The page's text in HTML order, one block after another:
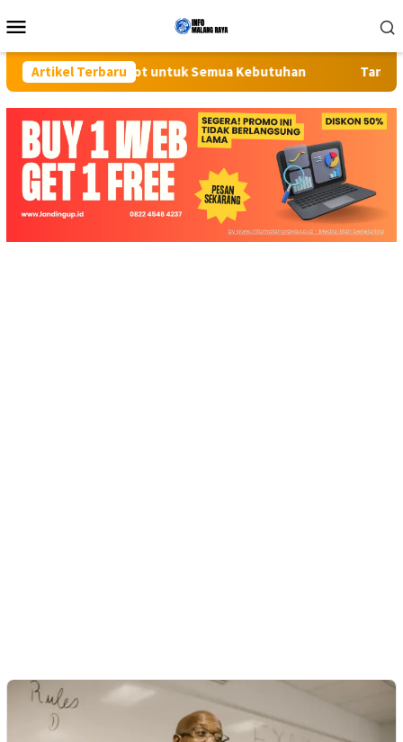
ke
Mobile
Artikel Terbaru
Screenshot untuk Semua Kebutuhan Tangis Pecah di